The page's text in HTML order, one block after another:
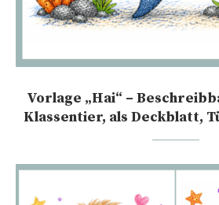
Vorlage „Hai“ –
Klassentier, als Deckblatt,